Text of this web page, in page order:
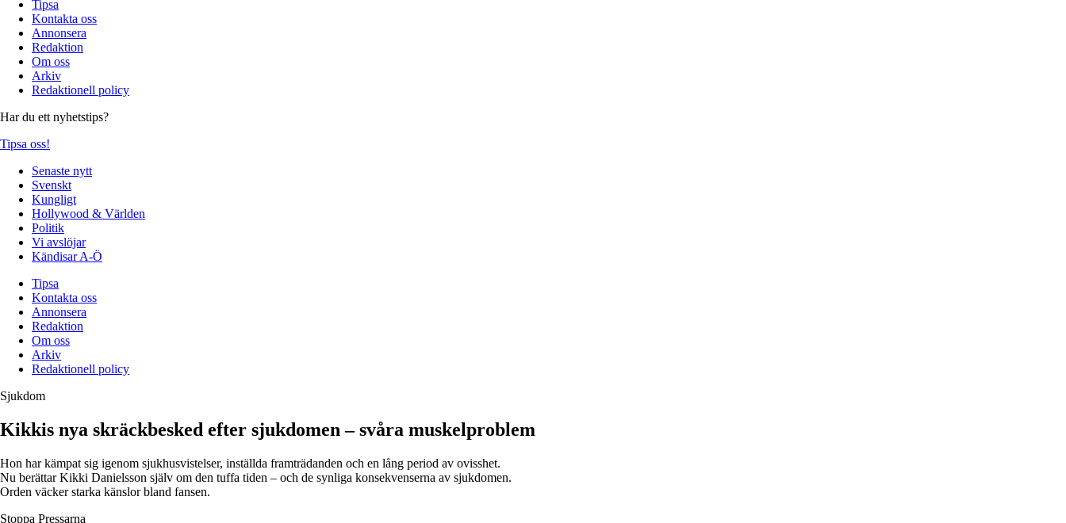
Tipsa
Kontakta oss
Annonsera
Redaktion
Om oss
Arkiv
Redaktionell policy
Har du ett nyhetstips?
Tipsa oss!
Senaste nytt
Svenskt
Kungligt
Hollywood & Världen
Politik
Vi avslöjar
Kändisar A-Ö
Tipsa
Kontakta oss
Annonsera
Redaktion
Om oss
Arkiv
Redaktionell policy
Sjukdom
Kikkis nya skräckbesked efter sjukdomen – svåra muskelproblem
Hon har kämpat sig igenom sjukhusvistelser, inställda framträdanden och en lång period av ovisshet.
Nu berättar Kikki Danielsson själv om den tuffa tiden – och de synliga konsekvenserna av sjukdomen.
Orden väcker starka känslor bland fansen.
Stoppa Pressarna